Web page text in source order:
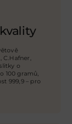
C.Hafner,
o
100 gramů,
999,9 – pro